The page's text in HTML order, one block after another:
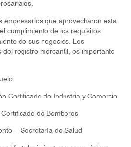
empresarios que aprovecharon esta
cumplimiento de los requisitos
de sus negocios. Les
del registro mercantil, es importante
Certificado de Industria y Comercio
de Bomberos
- Secretaría de Salud